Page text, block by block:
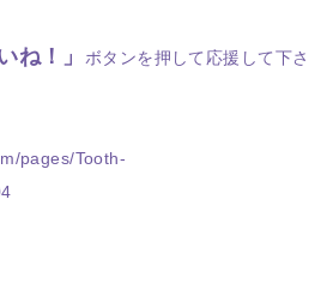
ね！」
ボタンを押して応援して下さ
pages/Tooth-